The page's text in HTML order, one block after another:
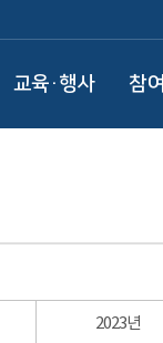
교육·행사 참여
2023년